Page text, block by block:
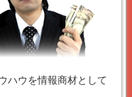
ハウを情報商材として